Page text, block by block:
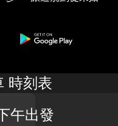
時刻表
午出發